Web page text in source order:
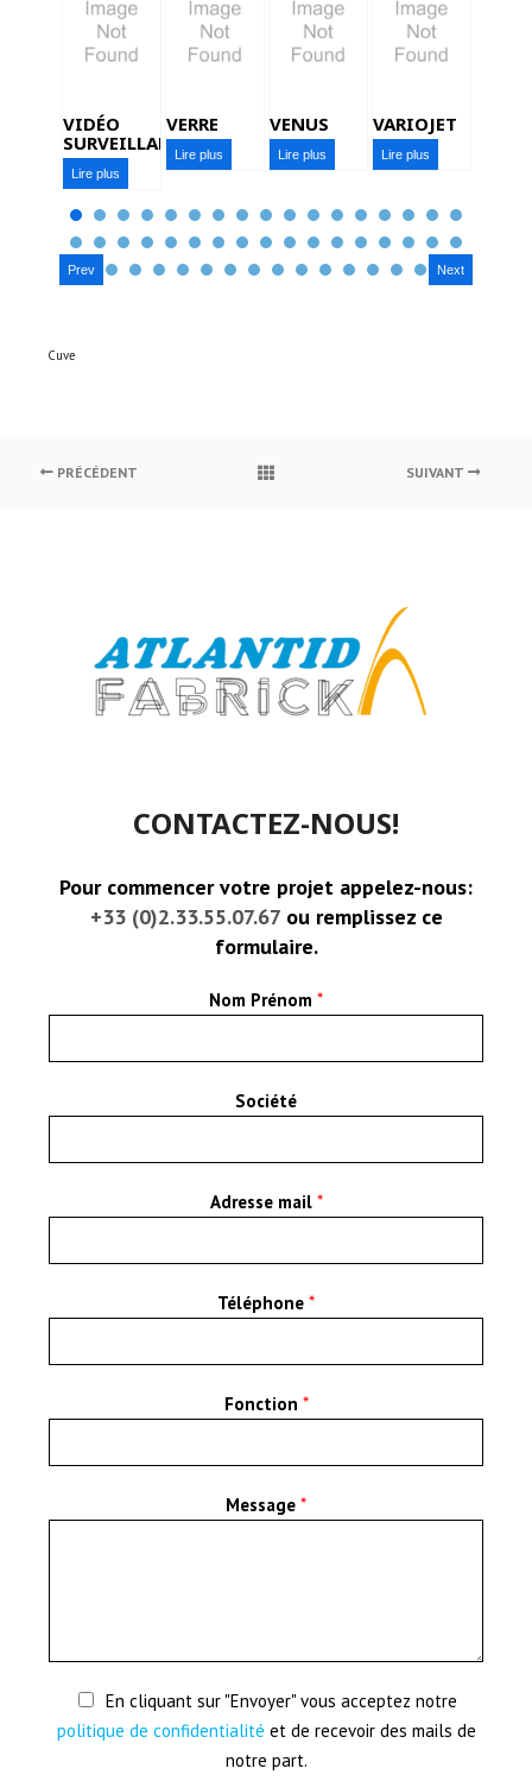
VIDÉO
SURVEILLANCE
Lire plus
VERRE
Lire plus
VENUS
Lire plus
VARIOJET
Lire plus
Prev Next
Cuve
PRÉCÉDENT SUIVANT
CONTACTEZ-NOUS!
Pour commencer votre projet appelez-nous:
+33 (0)2.33.55.07.67ou remplissez ce
formulaire.
Nom Prénom *
Société
Adresse mail *
Téléphone *
Fonction *
Message *
En cliquant sur "Envoyer" vous acceptez notre
politique de confidentialité et de recevoir des mails de
notre part.